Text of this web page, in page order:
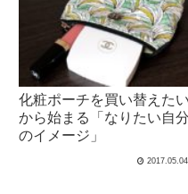
化粧ポーチを買い替えたい
から始まる「なりたい自分
のイメージ」
2017.05.04